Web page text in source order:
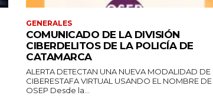
GENERALES
COMUNICADO DE LA DIVISIÓN
CIBERDELITOS DE LA POLICÍA DE
CATAMARCA
ALERTA DETECTAN UNA NUEVA MODALIDAD DE
CIBERESTAFA VIRTUAL USANDO EL NOMBRE DE
OSEP Desde la...